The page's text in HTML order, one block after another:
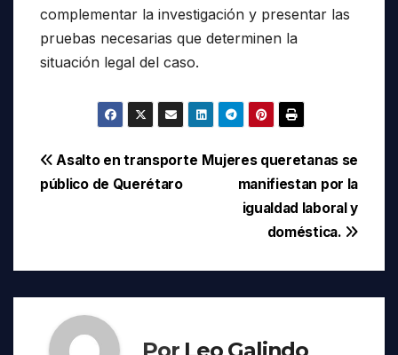
complementar la investigación y presentar las
pruebas necesarias que determinen la
situación legal del caso.
Navegación
de
Mujeres queretanas se
manifiestan por la
igualdad laboral y
doméstica.
Asalto en transporte
público de Querétaro